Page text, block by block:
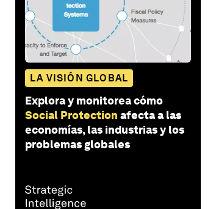
LA VISIÓN GLOBAL
Explora y monitorea cómo
Social Protection afecta a las
economías, las industrias y los
problemas globales